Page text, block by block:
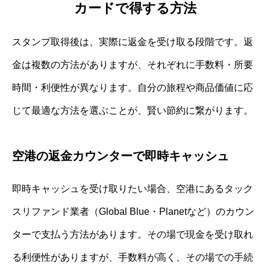
カードで得する方法
スタンプ取得後は、実際に返金を受け取る段階です。返
金は複数の方法がありますが、それぞれに手数料・所要
時間・利便性が異なります。自分の旅程や商品価値に応
じて最適な方法を選ぶことが、賢い節約に繋がります。
空港の返金カウンターで即時キャッシュ
即時キャッシュを受け取りたい場合、空港にあるタック
スリファンド業者（Global Blue・Planetなど）のカウン
ターで支払う方法があります。その場で現金を受け取れ
る利便性がありますが、手数料が高く、その場での手続